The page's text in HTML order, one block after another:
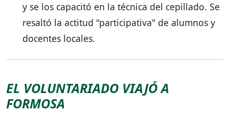
y se los capacitó en la técnica del cepillado. Se
resaltó la actitud "participativa" de alumnos y
docentes locales.
EL VOLUNTARIADO VIAJÓ A
FORMOSA